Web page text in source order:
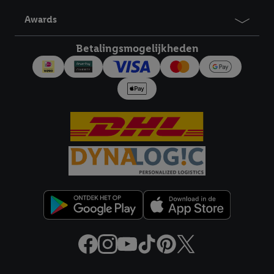
Awards
Betalingsmogelijkheden
tonen. Voor dit doel kan jouw gehashte e-mailadres ook worden
samengevoegd met andere identifiers of met identifiers die
door Criteo S.A. aan jou zijn toegewezen.
Als je hiervoor toestemming geeft, dan kunnen retargeting
advertenties worden weergegeven voor producten waarin je
eerder interesse hebt getoond (bijvoorbeeld door het product
in een winkelmandje van een online winkel te plaatsen maar het
niet te kopen). De retargeting advertenties kunnen op
verschillende eindapparaten en binnen verschillende Lidl-
diensten worden weergegeven, als verschillende eindapparaten
en Lidl-diensten, met behulp van jouw gehashte e-mailadres en
Criteo S.A. beschikt, aan jou kunnen worden toegewezen.
Onder "Aanpassen" kun je aangeven met welke cookies en
je instemt. Verder kan je er meer informatie vinden over de